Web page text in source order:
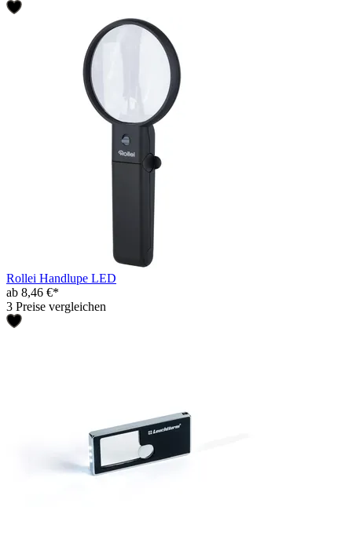
Rollei Handlupe LED
ab 8,46 €*
3 Preise vergleichen